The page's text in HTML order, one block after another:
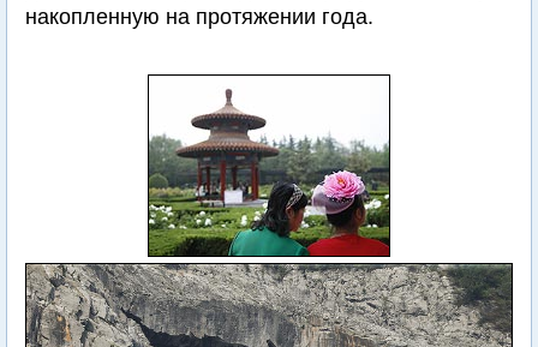
накопленную на протяжении года.